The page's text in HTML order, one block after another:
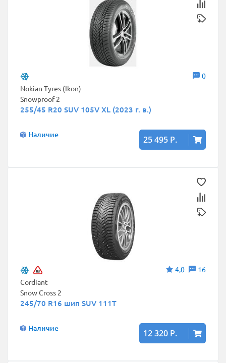
0
Nokian Tyres (Ikon)
Snowproof 2
255/45 R20 SUV 105V XL (2023 г. в.)
Наличие 25 495 Р.
4,0
16
Cordiant
Snow Cross 2
245/70 R16 шип SUV 111T
Наличие 12 320 Р.